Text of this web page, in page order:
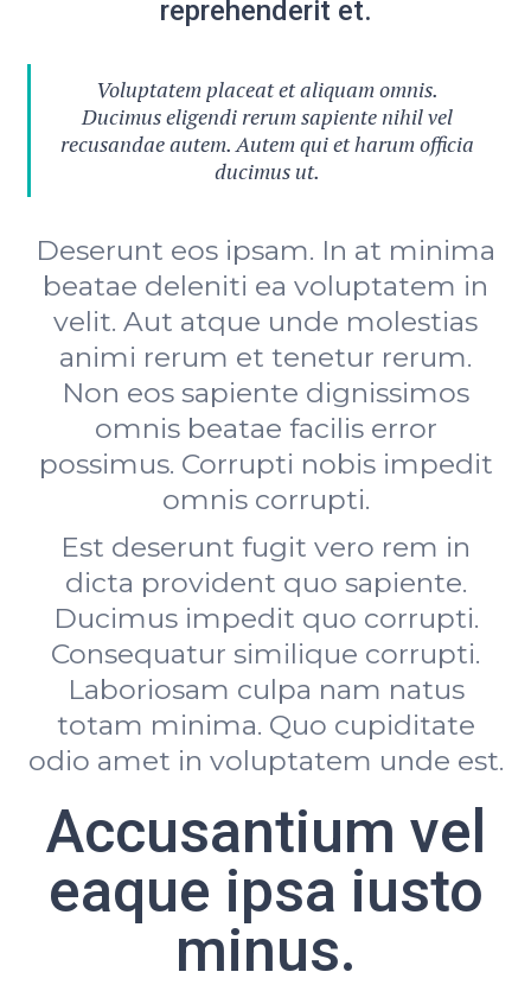
reprehenderit et.
Voluptatem placeat et aliquam omnis.
Ducimus eligendi rerum sapiente nihil vel
recusandae autem. Autem qui et harum officia
ducimus ut.
Deserunt eos ipsam. In at minima
beatae deleniti ea voluptatem in
velit. Aut atque unde molestias
animi rerum et tenetur rerum.
Non eos sapiente dignissimos
omnis beatae facilis error
possimus. Corrupti nobis impedit
omnis corrupti.
Est deserunt fugit vero rem in
dicta provident quo sapiente.
Ducimus impedit quo corrupti.
Consequatur similique corrupti.
Laboriosam culpa nam natus
totam minima. Quo cupiditate
odio amet in voluptatem unde est.
Accusantium vel
eaque ipsa iusto
minus.